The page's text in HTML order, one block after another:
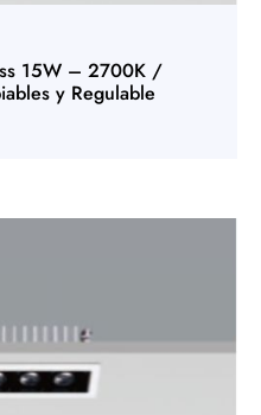
15W – 2700K /
y Regulable